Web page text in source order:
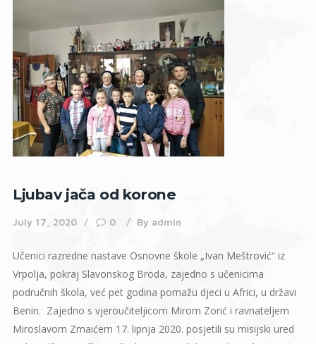
Ljubav jača od korone
July 17, 2020 0 By admin
Učenici razredne nastave Osnovne škole „Ivan Meštrović“ iz
Vrpolja, pokraj Slavonskog Broda, zajedno s učenicima
područnih škola, već pet godina pomažu djeci u Africi, u državi
Benin. Zajedno s vjeroučiteljicom Mirom Zorić i ravnateljem
Miroslavom Zmaićem 17. lipnja 2020. posjetili su misijski ured